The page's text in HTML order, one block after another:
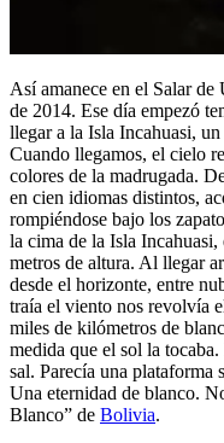
Así amanece en el Salar de
de 2014. Ese día empezó
llegar a la Isla Incahuasi,
Cuando llegamos, el cielo
colores de la madrugada.
en cien idiomas distintos,
rompiéndose bajo los
la cima de la Isla Incahuasi,
metros de altura. Al llegar
desde el horizonte, entre
traía el viento nos revolvía
miles de kilómetros de
medida que el sol la
sal. Parecía una plataforma
Una eternidad de blanco.
Blanco” de Bolivia.